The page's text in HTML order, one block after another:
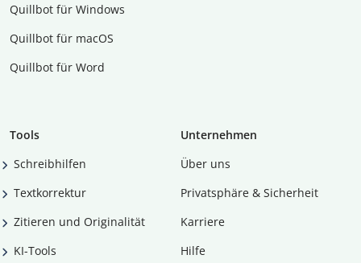
Quillbot für Windows
Quillbot für macOS
Quillbot für Word
Tools
Schreibhilfen
Textkorrektur
Zitieren und Originalität
KI-Tools
Unternehmen
Über uns
Privatsphäre & Sicherheit
Karriere
Hilfe